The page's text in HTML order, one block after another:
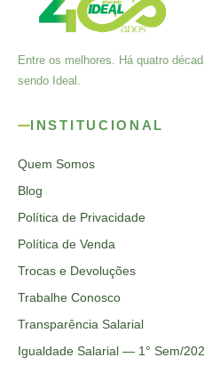
Entre os melhores. Há quatro
sendo Ideal.
INSTITUCIONAL
Quem Somos
Blog
Política de Privacidade
Política de Venda
Trocas e Devoluções
Trabalhe Conosco
Transparência Salarial
Igualdade Salarial — 1° Sem/